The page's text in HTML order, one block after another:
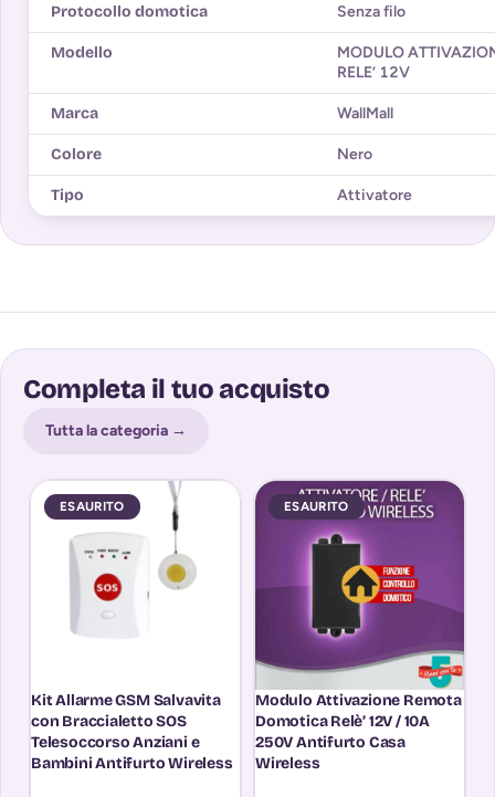
Protocollo domotica Senza filo
Modello
MODULO
RELE’ 12V
Marca WallMall
Colore Nero
Tipo Attivatore
Completa il tuo acquisto
Tutta la categoria →
ESAURITO
Kit Allarme GSM Salvavita
con Braccialetto SOS
Telesoccorso Anziani e
Bambini Antifurto Wireless
ESAURITO
Modulo Attivazione Remota
Domotica Relè’ 12V / 10A
250V Antifurto Casa
Wireless